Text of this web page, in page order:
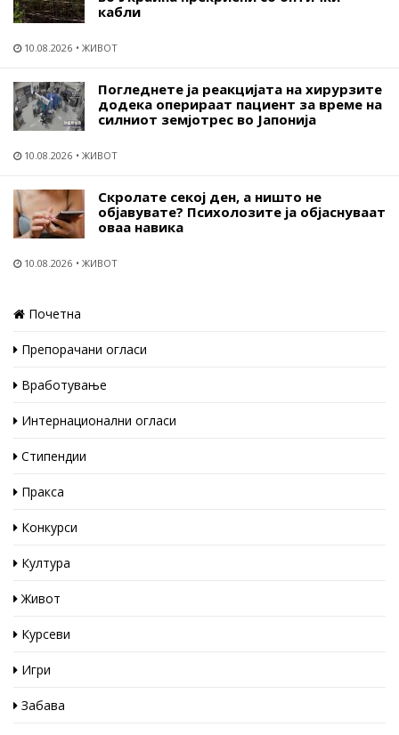
кабли
10.08.2026 ЖИВОТ
Погледнете ја реакцијата на хирурзите
додека оперираат пациент за време на
силниот земјотрес во Јапонија
10.08.2026 ЖИВОТ
Скролате секој ден, а ништо не
објавувате? Психолозите ја објаснуваат
оваа навика
10.08.2026 ЖИВОТ
Почетна
Препорачани огласи
Вработување
Интернационални огласи
Стипендии
Пракса
Конкурси
Култура
Живот
Курсеви
Игри
Забава